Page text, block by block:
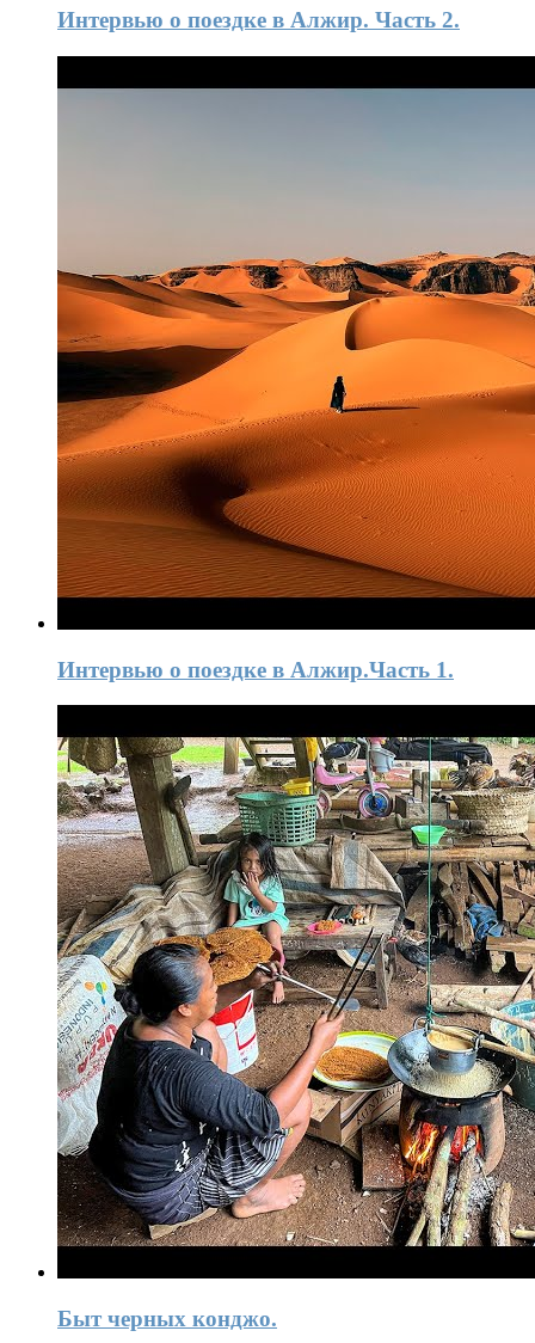
Интервью о поездке в Алжир. Часть 2.
Интервью o поездке в Алжир.Часть 1.
Быт черных конджо.